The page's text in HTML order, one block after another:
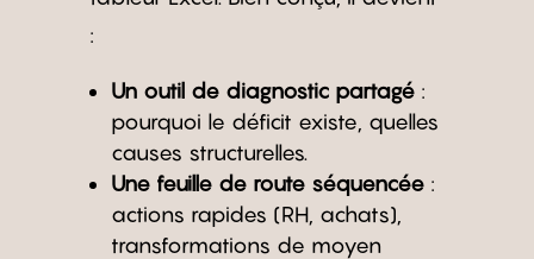
:
Un outil de diagnostic partagé:
pourquoi le déficit existe, quelles
causes structurelles.
Une feuille de route séquencée:
actions rapides (RH, achats),
transformations de moyen